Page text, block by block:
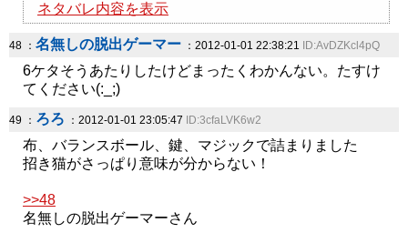
ネタバレ内容を表示
48 ： 名無しの脱出ゲーマー ：2012-01-01 22:38:21 ID:AvDZKcl4pQ
6ケタそうあたりしたけどまったくわかんない。たすけ
てください(:_;)
49 ： ろろ ：2012-01-01 23:05:47 ID:3cfaLVK6w2
布、バランスボール、鍵、マジックで詰まりました
招き猫がさっぱり意味が分からない！
>>48
名無しの脱出ゲーマーさん